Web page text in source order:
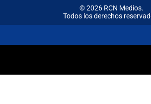
© 2026 RCN Medios.
Todos los derechos